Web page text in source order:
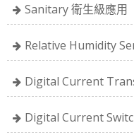
Sanitary 衛生級應用
Relative Humidity
Digital Current
Digital Current